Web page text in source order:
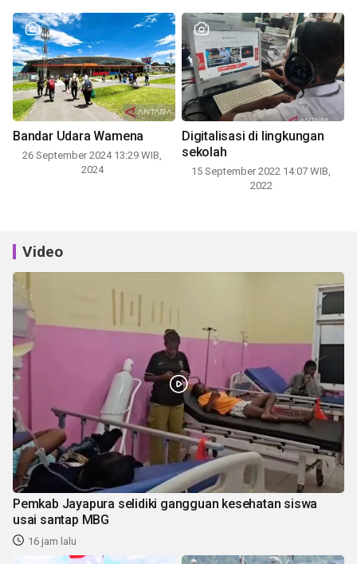
Bandar Udara Wamena
26 September 2024 13:29 WIB,
2024
Digitalisasi di lingkungan
sekolah
15 September 2022 14:07 WIB,
2022
Video
Pemkab Jayapura selidiki gangguan kesehatan siswa
usai santap MBG
16 jam lalu